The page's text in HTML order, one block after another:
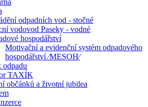
odpadních vod - stočné
vodovod Paseky - vodné
hospodářství
Motivační a evidenční systém odpadového
hospodářství ⁄MESOH⁄
odpadu
TAXÍK
občánků a životní jubilea